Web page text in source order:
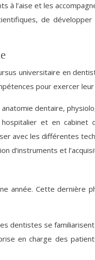
l’aise et les
de
universitaire en
pour exercer
dentaire,
et en
avec les différentes
d’instruments et
année. Cette
dentistes se
en charge des